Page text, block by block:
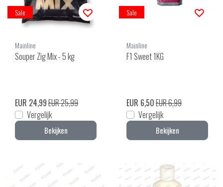
Sale
Mainline
Souper Zig Mix - 5 kg
EUR 24,99EUR 25,99
Vergelijk
Bekijken
Sale
Mainline
F1 Sweet 1KG
EUR 6,50EUR 6,99
Vergelijk
Bekijken